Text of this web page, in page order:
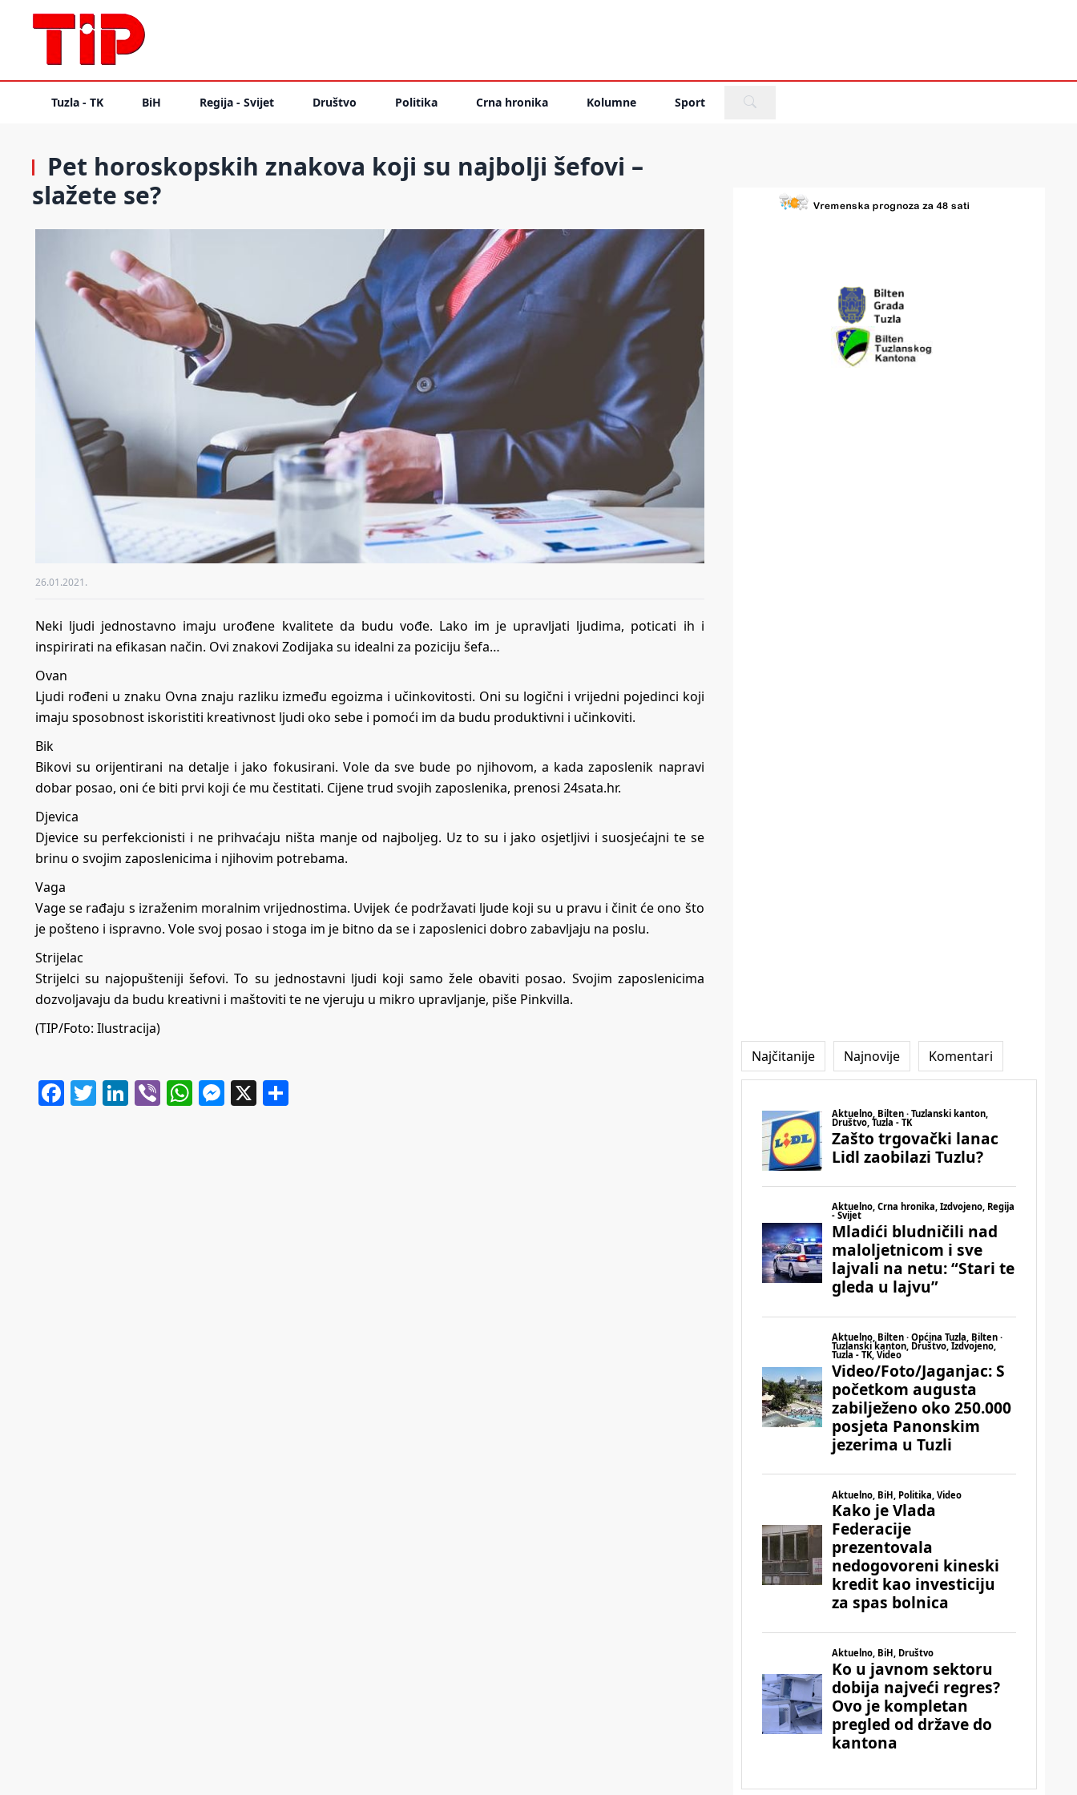
Tuzla - TK BiH Regija - Svijet Društvo Politika Crna hronika Kolumne Sport
Pet horoskopskih znakova koji su najbolji šefovi –
slažete se?
26.01.2021.
Neki ljudi jednostavno imaju urođene kvalitete da budu vođe. Lako im je upravljati ljudima, poticati ih i
inspirirati na efikasan način. Ovi znakovi Zodijaka su idealni za poziciju šefa…
Ovan
Ljudi rođeni u znaku Ovna znaju razliku između egoizma i učinkovitosti. Oni su logični i vrijedni pojedinci koji
imaju sposobnost iskoristiti kreativnost ljudi oko sebe i pomoći im da budu produktivni i učinkoviti.
Bik
Bikovi su orijentirani na detalje i jako fokusirani. Vole da sve bude po njihovom, a kada zaposlenik napravi
dobar posao, oni će biti prvi koji će mu čestitati. Cijene trud svojih zaposlenika, prenosi 24sata.hr.
Djevica
Djevice su perfekcionisti i ne prihvaćaju ništa manje od najboljeg. Uz to su i jako osjetljivi i suosjećajni te se
brinu o svojim zaposlenicima i njihovim potrebama.
Vaga
Vage se rađaju s izraženim moralnim vrijednostima. Uvijek će podržavati ljude koji su u pravu i činit će ono što
je pošteno i ispravno. Vole svoj posao i stoga im je bitno da se i zaposlenici dobro zabavljaju na poslu.
Strijelac
Strijelci su najopušteniji šefovi. To su jednostavni ljudi koji samo žele obaviti posao. Svojim zaposlenicima
dozvoljavaju da budu kreativni i maštoviti te ne vjeruju u mikro upravljanje, piše Pinkvilla.
(TIP/Foto: Ilustracija)
Facebook
Twitter
LinkedIn
ViberWhatsApp
Messenger
X
Najčitanije Najnovije Komentari